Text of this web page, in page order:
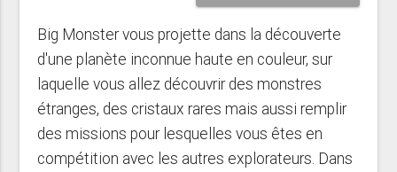
Big Monster vous projette dans la découverte
d'une planète inconnue haute en couleur, sur
laquelle vous allez découvrir des monstres
étranges, des cristaux rares mais aussi remplir
des missions pour lesquelles vous êtes en
compétition avec les autres explorateurs. Dans